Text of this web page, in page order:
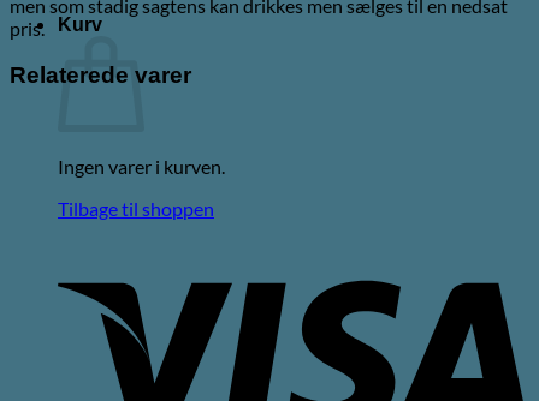
Kurv
Ingen varer i kurven.
Tilbage til shoppen
men som stadig sagtens kan drikkes men sælges til en nedsat
pris.
Relaterede varer